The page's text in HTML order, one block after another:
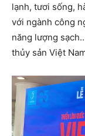
lạnh, tươi sống,
với ngành công
năng lượng
thủy sản Việt